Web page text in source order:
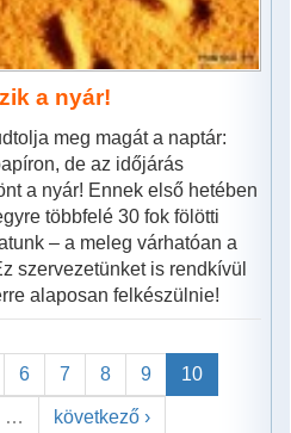
a nyár!
meg magát a naptár:
de az időjárás
a nyár! Ennek első hetében
többfelé 30 fok fölötti
– a meleg várhatóan a
szervezetünket is rendkívül
alaposan felkészülnie!
6 7 8 9 10
… következő ›